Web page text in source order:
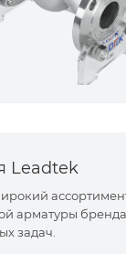
Leadtek
арматуры
задач.